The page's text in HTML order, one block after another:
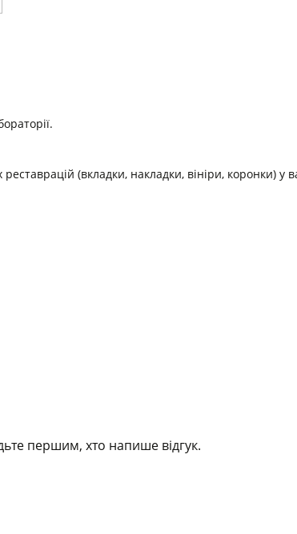
(вкладки, накладки, вініри, коронки) у
першим, хто напише відгук.